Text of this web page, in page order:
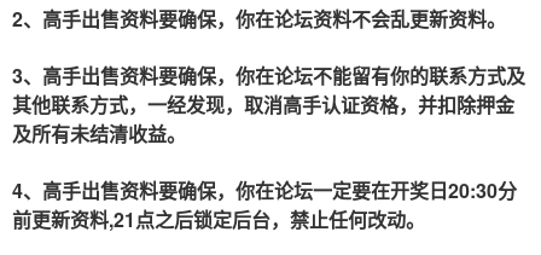
2、高手出售资料要确保，你在论坛资料不会乱更新资料。
3、高手出售资料要确保，你在论坛不能留有你的联系方式及
其他联系方式，一经发现，取消高手认证资格，并扣除押金
及所有未结清收益。
4、高手出售资料要确保，你在论坛一定要在开奖日20:30分
前更新资料,21点之后锁定后台，禁止任何改动。